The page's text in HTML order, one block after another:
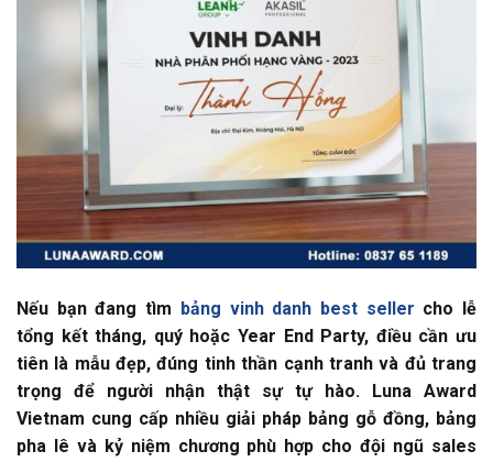
Nếu bạn đang tìm bảng vinh danh best seller cho lễ
tổng kết tháng, quý hoặc Year End Party, điều cần ưu
tiên là mẫu đẹp, đúng tinh thần cạnh tranh và đủ trang
trọng để người nhận thật sự tự hào. Luna Award
Vietnam cung cấp nhiều giải pháp bảng gỗ đồng, bảng
pha lê và kỷ niệm chương phù hợp cho đội ngũ sales